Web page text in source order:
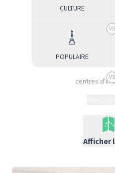
CULTURE
POPULAIRE
centres
Afficher